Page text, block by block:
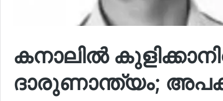
കനാലിൽ
ദാരുണാന്ത്യം;